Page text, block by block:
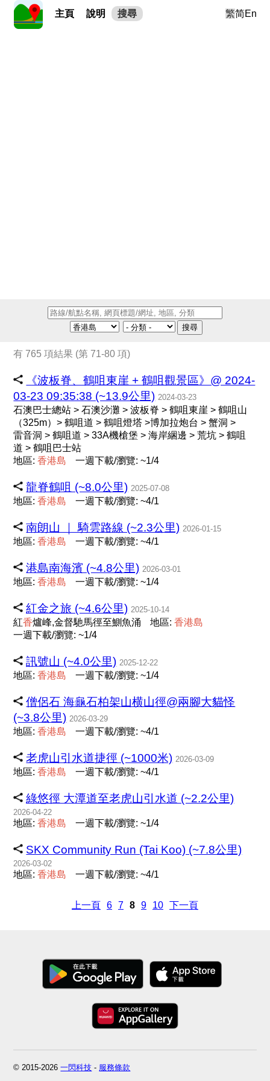
主頁 說明 搜尋 繁简En
搜尋
有 765 項結果 (第 71-80 項)
《波板脊、鶴咀東崖 + 鶴咀觀景區》@ 2024-
03-23 09:35:38 (~13.9公里) 2024-03-23
石澳巴士總站 > 石澳沙灘 > 波板脊 > 鶴咀東崖 > 鶴咀山
（325m）> 鶴咀道 > 鶴咀燈塔 >博加拉炮台 > 蟹洞 >
雷音洞 > 鶴咀道 > 33A機槍堡 > 海岸綑邊 > 荒坑 > 鶴咀
道 > 鶴咀巴士站
地區:香港島 一週下載/瀏覽: ~1/4
龍脊鶴咀 (~8.0公里) 2025-07-08
地區:香港島 一週下載/瀏覽: ~4/1
南朗山 ｜ 騎雲路線 (~2.3公里) 2026-01-15
地區:香港島 一週下載/瀏覽: ~4/1
港島南海濱 (~4.8公里) 2026-03-01
地區:香港島 一週下載/瀏覽: ~1/4
紅金之旅 (~4.6公里) 2025-10-14
紅香爐峰,金督馳馬徑至鰂魚涌 地區:香港島
一週下載/瀏覽: ~1/4
訊號山 (~4.0公里) 2025-12-22
地區:香港島 一週下載/瀏覽: ~1/4
僧侶石 海龜石柏架山横山徑@兩腳大貓怪
(~3.8公里) 2026-03-29
地區:香港島 一週下載/瀏覽: ~4/1
老虎山引水道捷徑 (~1000米) 2026-03-09
地區:香港島 一週下載/瀏覽: ~4/1
綠悠徑 大潭道至老虎山引水道 (~2.2公里)
2026-04-22
地區:香港島 一週下載/瀏覽: ~1/4
SKX Community Run (Tai Koo) (~7.8公里)
2026-03-02
地區:香港島 一週下載/瀏覽: ~4/1
上一頁 6 7 8 9 10 下一頁
© 2015-2026一閃科技 - 服務條款